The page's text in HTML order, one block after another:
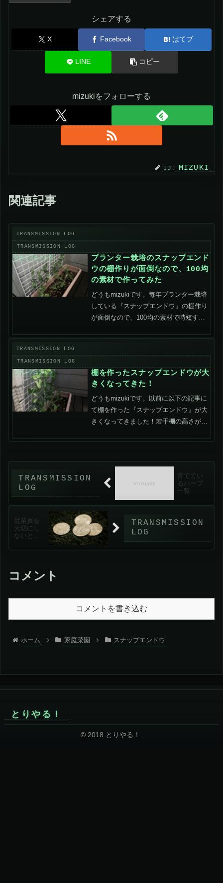
シェアする
X Facebook はてブ
LINE コピー
mizukiをフォローする
MIZUKI
関連記事
スナップエンドウ
プランター栽培のスナップエンド
ウの棚作りが面倒なので、100均
の素材で作ってみた
どうもmizukiです。毎年プランター栽培
している『スナップエンドウ』の棚作り
が面倒なので、100均の素材で時短する
プランターで棚作りをしようとすると、
スナップエンドウ
棚を作ったスナップエンドウが大
きくなってきた！
どうもmizukiです。以前に以下の記事に
て棚を作った『スナップエンドウ』が大
きくなってきました！若干棚の高さが足
成長記録▼6月16日▼6月28日（12日経
一番上まで来...
育ててい
るハーブ
一覧
従業員を
大切にし
ないとい
代に
コメント
コメントを書き込む
ホーム 家庭菜園 スナップエンドウ
とりやる！
© 2018 とりやる！.